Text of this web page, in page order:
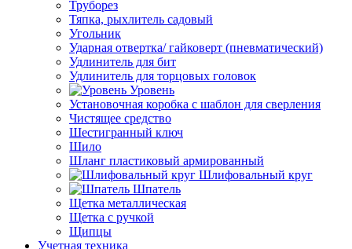
Труборез
Тяпка, рыхлитель садовый
Угольник
Ударная отвертка/ гайковерт (пневматический)
Удлинитель для бит
Удлинитель для торцовых головок
Уровень
Установочная коробка с шаблон для сверления
Чистящее средство
Шестигранный ключ
Шило
Шланг пластиковый армированный
Шлифовальный круг
Шпатель
Щетка металлическая
Щетка с ручкой
Щипцы
Учетная техника